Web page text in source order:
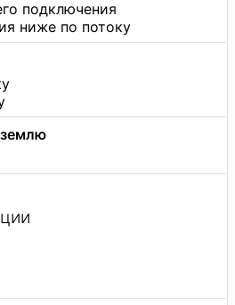
подключения
ниже по потоку